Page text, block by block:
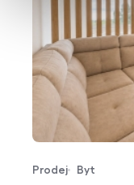
Typ nabídky
Prodej
Typ nemovitosti
Byt